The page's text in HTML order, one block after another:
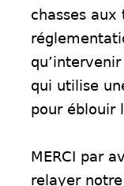
chasses aux
qui utilise
pour éblouir
MERCI par
relayer